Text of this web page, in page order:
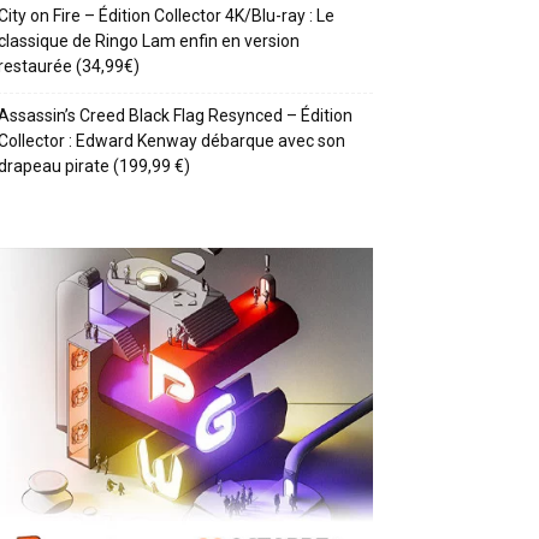
on Fire – Édition Collector 4K/Blu-ray : Le
de Ringo Lam enfin en version
(34,99€)
Creed Black Flag Resynced – Édition
: Edward Kenway débarque avec son
pirate (199,99 €)